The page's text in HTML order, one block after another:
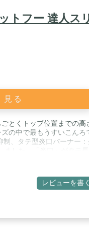
トフー 達人ス
見る
とくトップ位置までの高
の中で最もうすいこんろ
、タテ型炎口バーナー：
からこぼれるムダ火が抑
板を採用しているので、
：CB-TS-1／本体サイズ
／カラー：サクラ／材質：
ートフッ素鋼板、[ごと
レビューを書く